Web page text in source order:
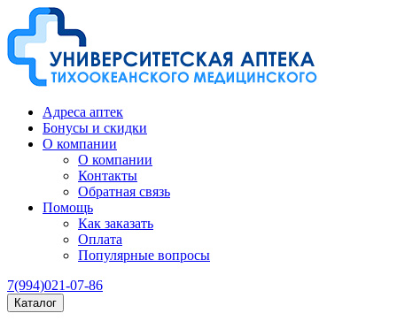
Адреса аптек
Бонусы и скидки
О компании
О компании
Контакты
Обратная связь
Помощь
Как заказать
Оплата
Популярные вопросы
7(994)021-07-86
Каталог